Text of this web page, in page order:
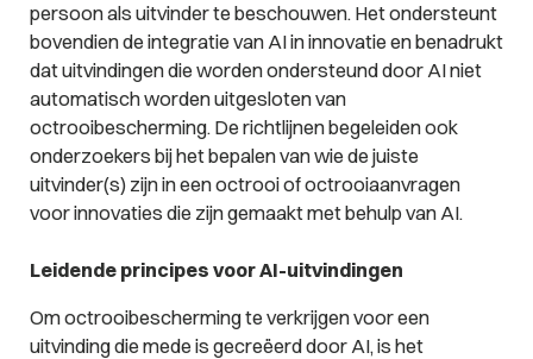
persoon als uitvinder te beschouwen. Het ondersteunt
bovendien de integratie van AI in innovatie en benadrukt
dat uitvindingen die worden ondersteund door AI niet
automatisch worden uitgesloten van
octrooibescherming. De richtlijnen begeleiden ook
onderzoekers bij het bepalen van wie de juiste
uitvinder(s) zijn in een octrooi of octrooiaanvragen
voor innovaties die zijn gemaakt met behulp van AI.
Leidende principes voor AI-uitvindingen
Om octrooibescherming te verkrijgen voor een
uitvinding die mede is gecreëerd door AI, is het